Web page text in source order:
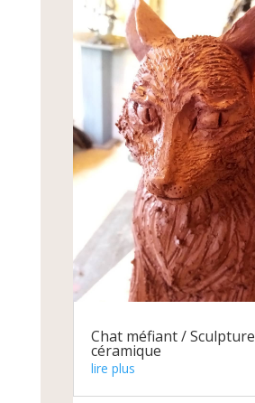
Chat méfiant / Sculpture
céramique
lire plus